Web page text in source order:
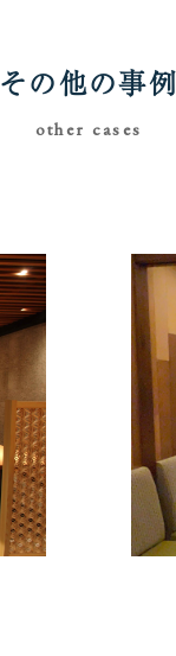
その他の事
other cases